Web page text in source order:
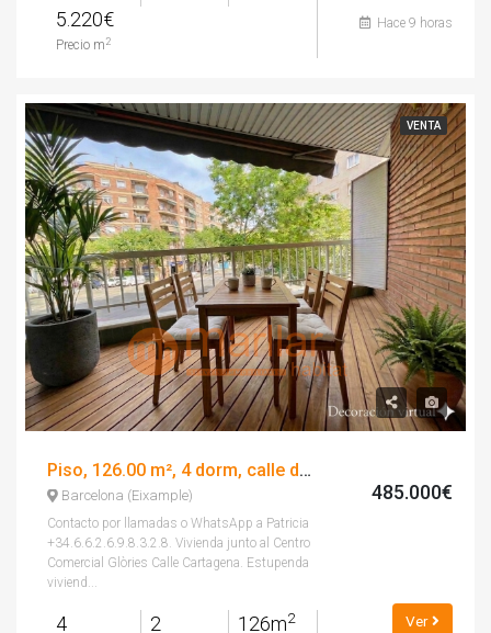
5.220€
Precio m 2
Hace 9 horas
VENTA
Piso, 126.00 m², 4 dorm, calle de cartagena
Barcelona (Eixample)
Contacto por llamadas o WhatsApp a Patricia
+34.6.6.2.6.9.8.3.2.8. Vivienda junto al Centro
Comercial Glòries Calle Cartagena. Estupenda
viviend...
4 2 126m2
485.000€
Ver